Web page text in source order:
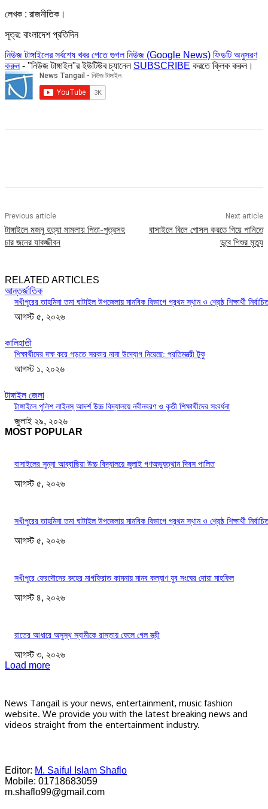
লেখক : রাজনীতিক।
সূত্র: বাংলাদেশ প্রতিদিন
নিউজ টাঙ্গাইলের সর্বশেষ খবর পেতে গুগল নিউজ (Google News) ফিডটি অনুসরণ
করুন- "নিউজ টাঙ্গাইল"র ইউটিউব চ্যানেল SUBSCRIBE করতে ক্লিক করুন।
Previous article
টাঙ্গাইলে মজনু হত্যা মামলায় পিতা-পুত্রসহ
চার জনের যাবজ্জীবন
Next article
বাসাইলে বিলে গোসল করতে গিয়ে পানিতে
ডুবে শিশুর মৃত্যু
RELATED ARTICLES
আন্তর্জাতিক
সখীপুরের তাহমিনা তমা ঘাটাইল উপজেলায় মানবিক বিভাগে প্রথম স্থান ও শ্রেষ্ঠ শিক্ষার্থী
আগস্ট ৫, ২০২৬
কালিহাতী
শিক্ষার্থীদের দক্ষ করে গড়তে সরকার নানা উদ্যোগ নিয়েছে: প্রতিমন্ত্রী টুকু
আগস্ট ১, ২০২৬
টাঙ্গাইল জেলা
টাঙ্গাইলে পুলিশ লাইনস্ আদর্শ উচ্চ বিদ্যালয়ে নবীনবরণ ও কৃতী শিক্ষার্থীদের সংবর্ধনা
জুলাই ২৯, ২০২৬
MOST POPULAR
বাসাইলের সুন্না আব্বাছিয়া উচ্চ বিদ্যালয়ে জুলাই গণঅভ্যুত্থান দিবস পালিত
আগস্ট ৫, ২০২৬
সখীপুরের তাহমিনা তমা ঘাটাইল উপজেলায় মানবিক বিভাগে প্রথম স্থান ও শ্রেষ্ঠ শিক্ষার্থী
আগস্ট ৫, ২০২৬
সখীপুরে ফেরদৌসের রুহের মাগফিরাত কামনায় মানব কল্যাণ যুব সংঘের দোয়া মাহফিল
আগস্ট ৪, ২০২৬
রাতের আধারে অসুস্থ স্বামীকে রাস্তায় ফেলে গেল স্ত্রী
আগস্ট ৩, ২০২৬
Load more
News Tangail is your news, entertainment, music fashion
website. We provide you with the latest breaking news and
videos straight from the entertainment industry.
Editor: M. Saiful Islam Shaflo
Mobile: 01718683059
m.shaflo99@gmail.com